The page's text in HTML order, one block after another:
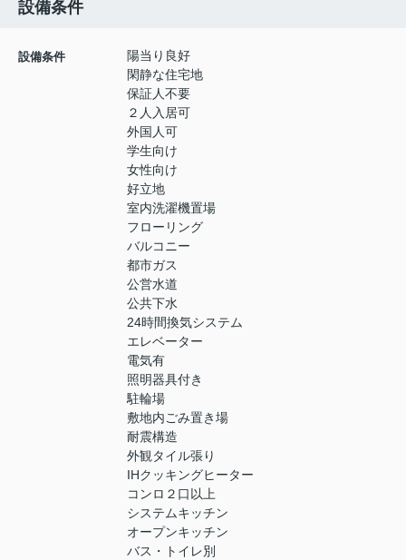
設備条件
設備条件
陽当り良好
閑静な住宅地
保証人不要
２人入居可
外国人可
学生向け
女性向け
好立地
室内洗濯機置場
フローリング
バルコニー
都市ガス
公営水道
公共下水
24時間換気システム
エレベーター
電気有
照明器具付き
駐輪場
敷地内ごみ置き場
耐震構造
外観タイル張り
IHクッキングヒーター
コンロ２口以上
システムキッチン
オープンキッチン
バス・トイレ別